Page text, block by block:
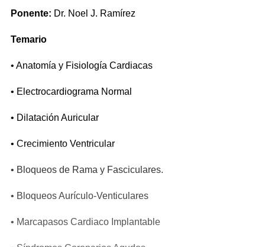
Ponente: Dr. Noel J. Ramírez
Temario
• Anatomía y Fisiología Cardiacas
• Electrocardiograma Normal
• Dilatación Auricular
• Crecimiento Ventricular
• Bloqueos de Rama y Fasciculares.
• Bloqueos Aurículo-Venticulares
• Marcapasos Cardiaco Implantable